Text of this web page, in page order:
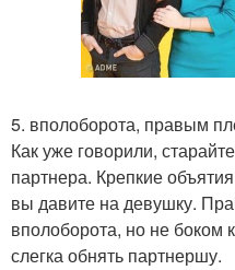
5. вполоборота, правым
Как уже говорили,
партнера. Крепкие
вы давите на девушку.
вполоборота, но не боком
слегка обнять партнершу.